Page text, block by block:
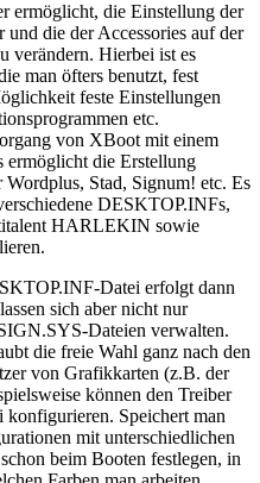
ermöglicht, die Einstellung der
die der Accessories auf der
verändern. Hierbei ist es
man öfters benutzt, fest
feste Einstellungen
etc.
von XBoot mit einem
ermöglicht die Erstellung
Stad, Signum! etc. Es
DESKTOP.INFs,
HARLEKIN sowie
Datei erfolgt dann
sich aber nicht nur
Dateien verwalten.
die freie Wahl ganz nach den
von Grafikkarten (z.B. der
können den Treiber
Speichert man
mit unterschiedlichen
beim Booten festlegen, in